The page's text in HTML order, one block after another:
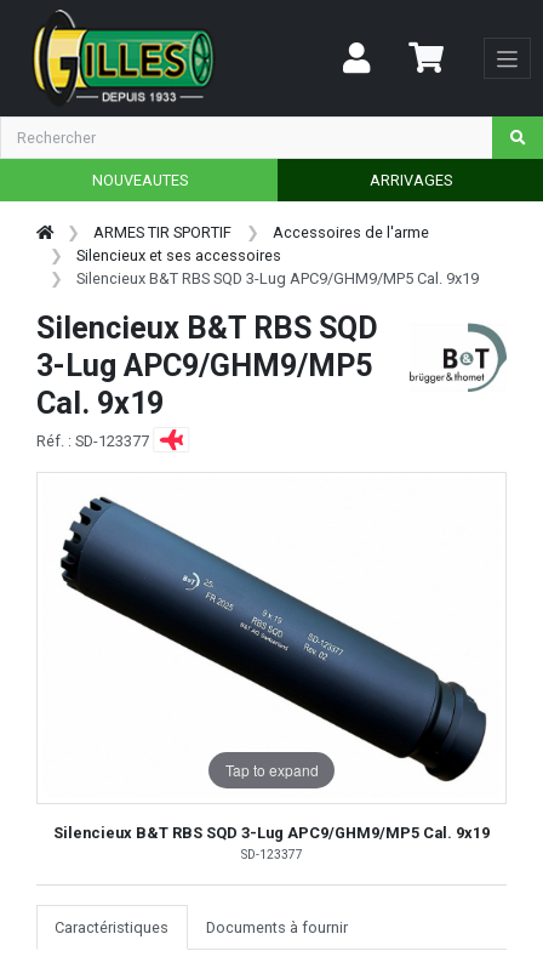
NOUVEAUTES ARRIVAGES
ARMES TIR SPORTIF
Accessoires de l'arme
Silencieux et ses accessoires
Silencieux B&T RBS SQD 3-Lug APC9/GHM9/MP5 Cal. 9x19
Silencieux B&T RBS SQD
3-Lug APC9/GHM9/MP5
Cal. 9x19
Réf. : SD-123377
Tap to expand
Silencieux B&T RBS SQD 3-Lug APC9/GHM9/MP5 Cal. 9x19
SD-123377
Caractéristiques Documents à fournir